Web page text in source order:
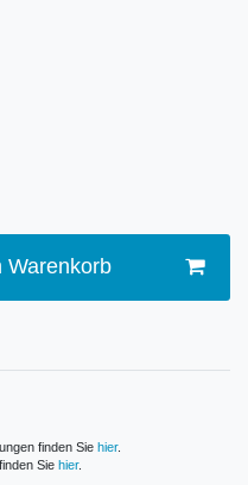
Warenkorb
finden Sie hier.
Sie hier.